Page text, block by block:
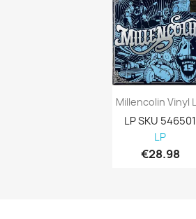
LP SKU 546501
LP
€28.98